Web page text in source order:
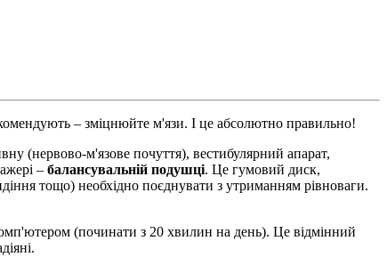
– зміцнюйте м'язи. І це абсолютно правильно!
(нервово-м'язове почуття), вестибулярний апарат,
– балансувальній подушці. Це гумовий диск,
тощо) необхідно поєднувати з утриманням рівноваги.
(починати з 20 хвилин на день). Це відмінний